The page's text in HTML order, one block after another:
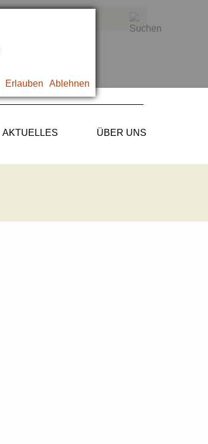
Erlauben Ablehnen
AKTUELLES ÜBER UNS